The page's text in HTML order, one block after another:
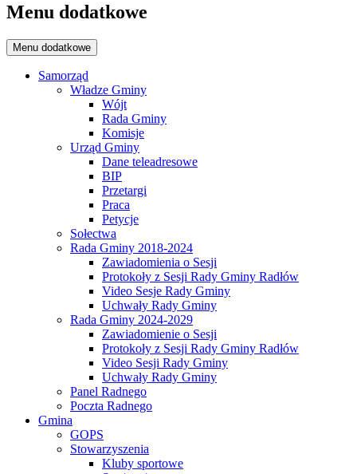
Menu dodatkowe
Menu dodatkowe
Samorząd
Władze Gminy
Wójt
Rada Gminy
Komisje
Urząd Gminy
Dane teleadresowe
BIP
Przetargi
Praca
Petycje
Sołectwa
Rada Gminy 2018-2024
Zawiadomienia o Sesji
Protokoły z Sesji Rady Gminy Radłów
Video Sesje Rady Gminy
Uchwały Rady Gminy
Rada Gminy 2024-2029
Zawiadomienie o Sesji
Protokoły z Sesji Rady Gminy Radłów
Video Sesji Rady Gminy
Uchwały Rady Gminy
Panel Radnego
Poczta Radnego
Gmina
GOPS
Stowarzyszenia
Kluby sportowe